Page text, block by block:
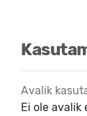
Avalik
Ei ole